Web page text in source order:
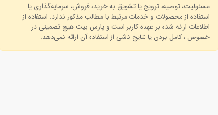
مسئولیت، توصیه، ترویج یا تشویق به خرید، فروش، سرمایه‌گذاری یا
استفاده از محصولات و خدمات مرتبط با مطالب مذکور ندارد. استفاده از
اطلاعات ارائه شده بر عهده کاربر است و پارس بیت هیچ تضمینی در
خصوص ، کامل بودن یا نتایج ناشی از استفاده آن ارائه نمی‌دهد.